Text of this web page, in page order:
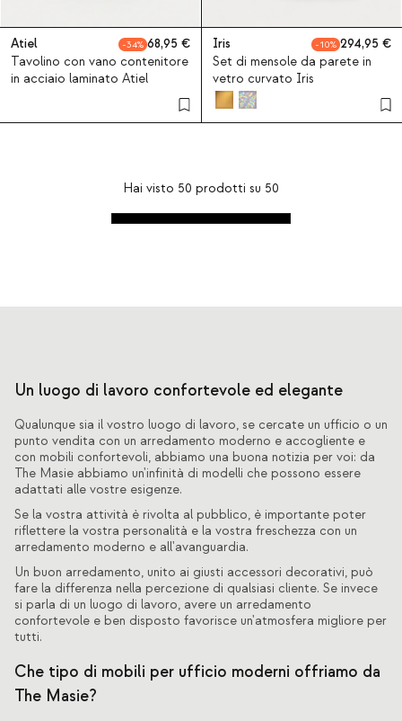
Atiel 34
68,95
Tavolino con vano contenitore
in acciaio laminato Atiel
Iris 10
294,95
Set di mensole da parete in
vetro curvato Iris
Hai visto 50 prodotti su 50
Un luogo di lavoro confortevole ed elegante
Qualunque sia il vostro luogo di lavoro, se cercate un ufficio o un
punto vendita con un arredamento moderno e accogliente e
con mobili confortevoli, abbiamo una buona notizia per voi: da
The Masie abbiamo un'infinità di modelli che possono essere
adattati alle vostre esigenze.
Se la vostra attività è rivolta al pubblico, è importante poter
riflettere la vostra personalità e la vostra freschezza con un
arredamento moderno e all'avanguardia.
Un buon arredamento, unito ai giusti accessori decorativi, può
fare la differenza nella percezione di qualsiasi cliente. Se invece
si parla di un luogo di lavoro, avere un arredamento
confortevole e ben disposto favorisce un'atmosfera migliore per
tutti.
Che tipo di mobili per ufficio moderni offriamo da
The Masie?